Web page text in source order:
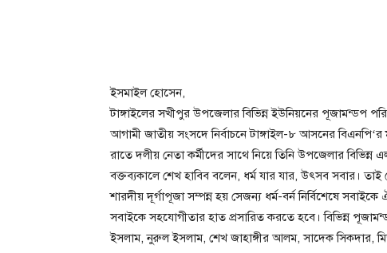
ইসমাইল হোসেন,
টাঙ্গাইলের সখীপুর উপজেলার বিভিন্ন ইউনিয়নের পূজামন্ডপ
আগামী জাতীয় সংসদে নির্বাচনে টাঙ্গাইল-৮ আসনের বিএনপি‘র
রাতে দলীয় নেতা কর্মীদের সাথে নিয়ে তিনি উপজেলার
বক্তব্যকালে শেখ হাবিব বলেন, ধর্ম যার যার, উৎসব সবার। তাই
শারদীয় দূর্গাপূজা সম্পন্ন হয় সেজন্য ধর্ম-বর্ন নির্বিশেষে
সবাইকে সহযোগীতার হাত প্রসারিত করতে হবে। বিভিন্ন
ইসলাম, নুরুল ইসলাম, শেখ জাহাঙ্গীর আলম, সাদেক সিকদার,